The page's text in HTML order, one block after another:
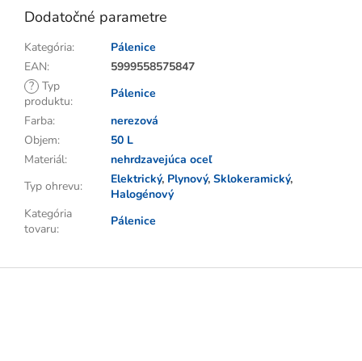
Dodatočné parametre
Kategória:
Pálenice
EAN:
5999558575847
? Typ
produktu:
Pálenice
Farba:
nerezová
Objem:
50 L
Materiál:
nehrdzavejúca oceľ
Typ ohrevu: Elektrický, Plynový, Sklokeramický,
Halogénový
Kategória
tovaru:
Pálenice
Z